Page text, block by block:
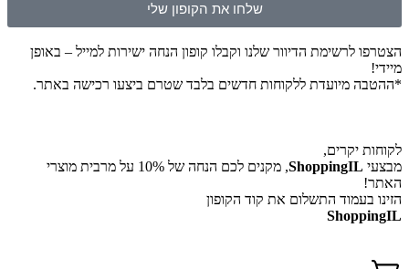
שלחו את הקופון שלי
הצטרפו לרשימת הדיוור שלנו וקבלו קופון הנחה ישירות למייל – באופן
מיידי!
*ההטבה מיועדת ללקוחות חדשים בלבד שטרם ביצעו רכישה באתר.
לקוחות יקרים,
מבצעי ShoppingIL
, מקנים לכם הנחה של 10% על מרבית מוצרי
האתר!
הזינו בעמוד התשלום את קוד הקופון
ShoppingIL